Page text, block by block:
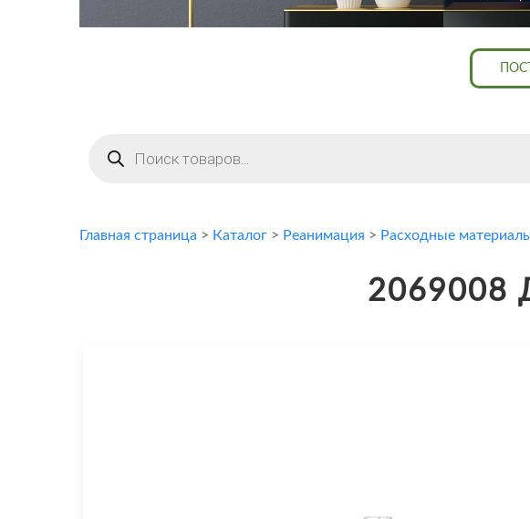
товаров
Главная страница > Каталог > Реанимация > Расходные
2069008